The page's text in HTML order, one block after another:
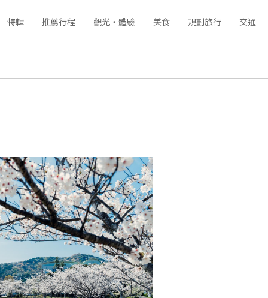
特輯 推薦行程 觀光‧體驗 美食 規劃旅行
交通